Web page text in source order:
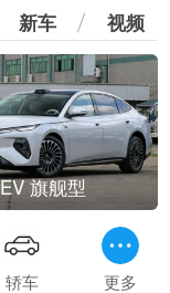
新车 视频
旗舰型
轿车 更多